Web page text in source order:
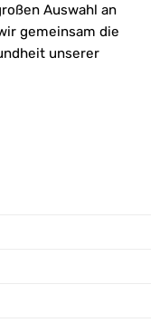
Auswahl an
gemeinsam die
unserer